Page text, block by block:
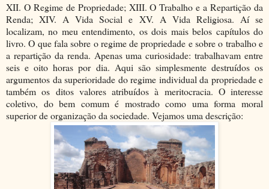
XII. O Regime de Propriedade; XIII. O Trabalho e a Repartição da
Renda; XIV. A Vida Social e XV. A Vida Religiosa. Aí se
localizam, no meu entendimento, os dois mais belos capítulos do
livro. O que fala sobre o regime de propriedade e sobre o trabalho e
a repartição da renda. Apenas uma curiosidade: trabalhavam entre
seis e oito horas por dia. Aqui são simplesmente destruídos os
argumentos da superioridade do regime individual da propriedade e
também os ditos valores atribuídos à meritocracia. O interesse
coletivo, do bem comum é mostrado como uma forma moral
superior de organização da sociedade. Vejamos uma descrição: